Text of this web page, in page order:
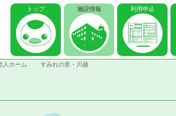
トップ 施設情報 利用申込
人ホーム すみれの里・川越